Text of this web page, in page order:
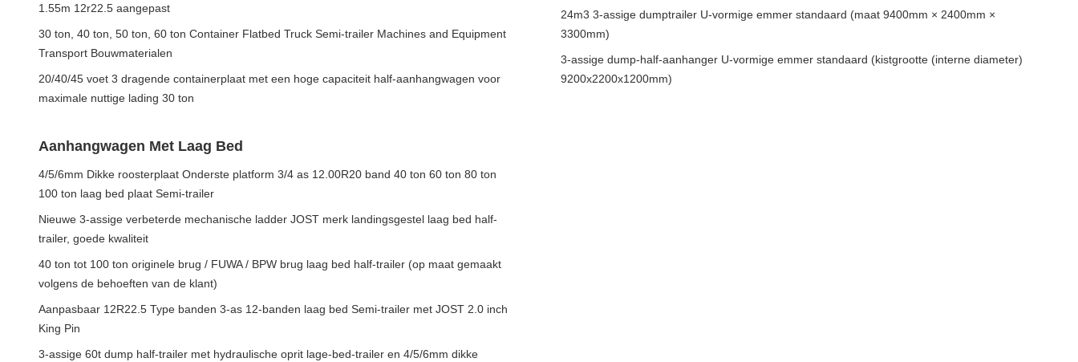
1.55m 12r22.5 aangepast
30 ton, 40 ton, 50 ton, 60 ton Container Flatbed Truck Semi-trailer Machines and Equipment
Transport Bouwmaterialen
20/40/45 voet 3 dragende containerplaat met een hoge capaciteit half-aanhangwagen voor
maximale nuttige lading 30 ton
24m3 3-assige dumptrailer U-vormige emmer standaard (maat 9400mm × 2400mm ×
3300mm)
3-assige dump-half-aanhanger U-vormige emmer standaard (kistgrootte (interne diameter)
9200x2200x1200mm)
Aanhangwagen Met Laag Bed
4/5/6mm Dikke roosterplaat Onderste platform 3/4 as 12.00R20 band 40 ton 60 ton 80 ton
100 ton laag bed plaat Semi-trailer
Nieuwe 3-assige verbeterde mechanische ladder JOST merk landingsgestel laag bed half-
trailer, goede kwaliteit
40 ton tot 100 ton originele brug / FUWA / BPW brug laag bed half-trailer (op maat gemaakt
volgens de behoeften van de klant)
Aanpasbaar 12R22.5 Type banden 3-as 12-banden laag bed Semi-trailer met JOST 2.0 inch
King Pin
3-assige 60t dump half-trailer met hydraulische oprit lage-bed-trailer en 4/5/6mm dikke